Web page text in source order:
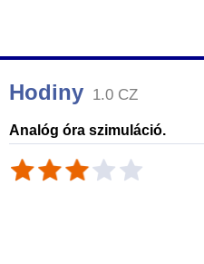
Hodiny 1.0 CZ
Analóg óra szimuláció.